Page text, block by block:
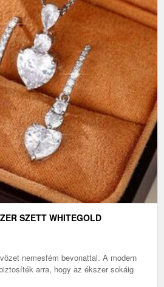
SZETT WHITEGOLD
nemesfém bevonattal. A modern
arra, hogy az ékszer sokáig